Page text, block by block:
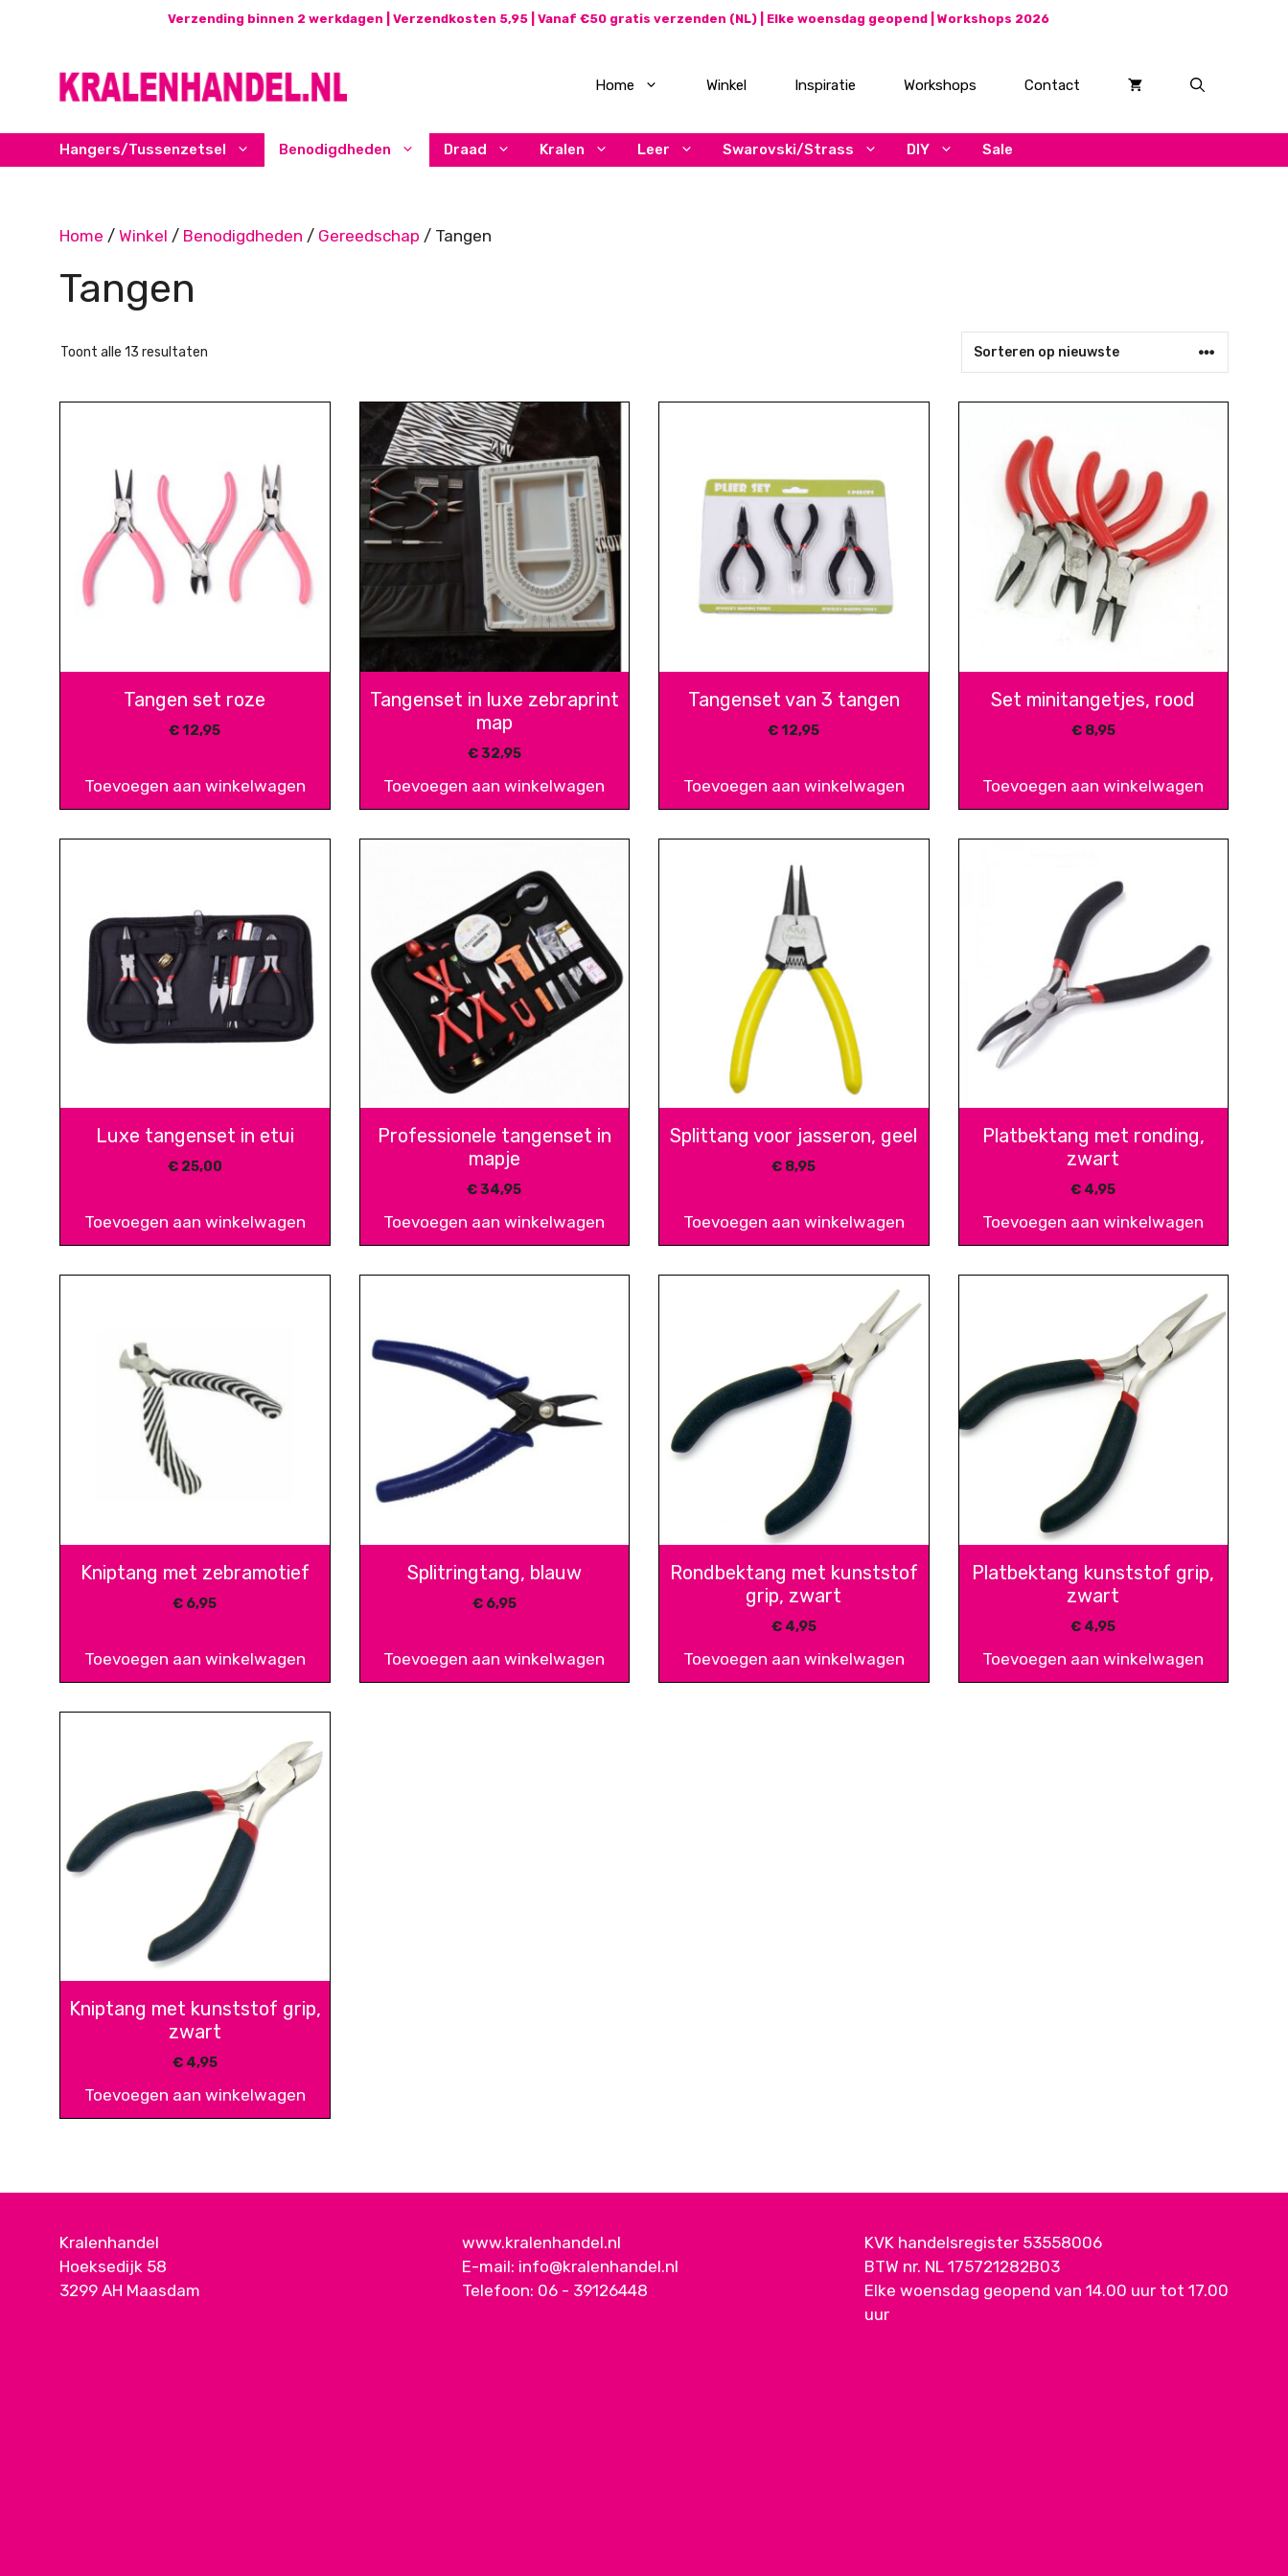
Verzending binnen 2 werkdagen | Verzendkosten 5,95 | Vanaf €50 gratis verzenden (NL) | Elke woensdag geopend | Workshops 2026
Home Winkel Inspiratie Workshops Contact
Hangers/Tussenzetsel Benodigdheden Draad Kralen Leer Swarovski/Strass DIY Sale
Home / Winkel / Benodigdheden / Gereedschap / Tangen
Tangen
Toont alle 13 resultaten
Tangen set roze
€12,95
Toevoegen aan winkelwagen
Tangenset in luxe zebraprint
map
€32,95
Toevoegen aan winkelwagen
Tangenset van 3 tangen
€12,95
Toevoegen aan winkelwagen
Set minitangetjes, rood
€8,95
Toevoegen aan winkelwagen
Luxe tangenset in etui
€25,00
Toevoegen aan winkelwagen
Professionele tangenset in
mapje
€34,95
Toevoegen aan winkelwagen
Splittang voor jasseron, geel
€ 8,95
Toevoegen aan winkelwagen
Platbektang met ronding,
zwart
€ 4,95
Toevoegen aan winkelwagen
Kniptang met zebramotief
€ 6,95
Toevoegen aan winkelwagen
Splitringtang, blauw
€6,95
Toevoegen aan winkelwagen
Rondbektang met kunststof
grip, zwart
€4,95
Toevoegen aan winkelwagen
Platbektang kunststof grip,
zwart
€ 4,95
Toevoegen aan winkelwagen
Kniptang met kunststof grip,
zwart
€4,95
Toevoegen aan winkelwagen
Kralenhandel
Hoeksedijk 58
3299 AH Maasdam
www.kralenhandel.nl
E-mail: info@kralenhandel.nl
Telefoon: 06 - 39126448
KVK handelsregister 53558006
BTW nr. NL 175721282B03
Elke woensdag geopend van 14.00 uur tot 17.00
uur